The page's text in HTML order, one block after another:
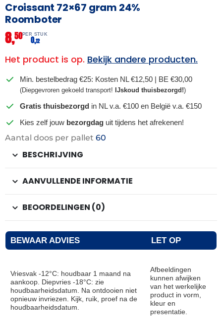
Croissant 72×67 gram 24%
Roomboter
8,50PER STUK
0,12
Het product is op. Bekijk andere producten.
Min. bestelbedrag €25: Kosten NL €12,50 | BE €30,00
(Diepgevroren gekoeld transport! IJskoud thuisbezorgd!)
Gratis thuisbezorgd in NL v.a. €100 en België v.a. €150
Kies zelf jouw bezorgdag uit tijdens het afrekenen!
Aantal doos per pallet 60
BESCHRIJVING
AANVULLENDE INFORMATIE
BEOORDELINGEN (0)
BEWAAR ADVIES LET OP
Vriesvak -12°C: houdbaar 1 maand na
aankoop. Diepvries -18°C: zie
houdbaarheidsdatum. Na ontdooien niet
opnieuw invriezen. Kijk, ruik, proef na de
houdbaarheidsdatum.
Afbeeldingen
kunnen afwijken
van het werkelijke
product in vorm,
kleur en
presentatie.